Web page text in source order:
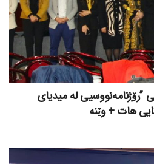
لە میدیای
هات + وێنە